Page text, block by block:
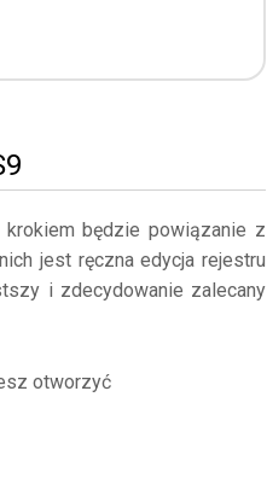
będzie powiązanie z
jest ręczna edycja rejestru
i zdecydowanie zalecany
otworzyć